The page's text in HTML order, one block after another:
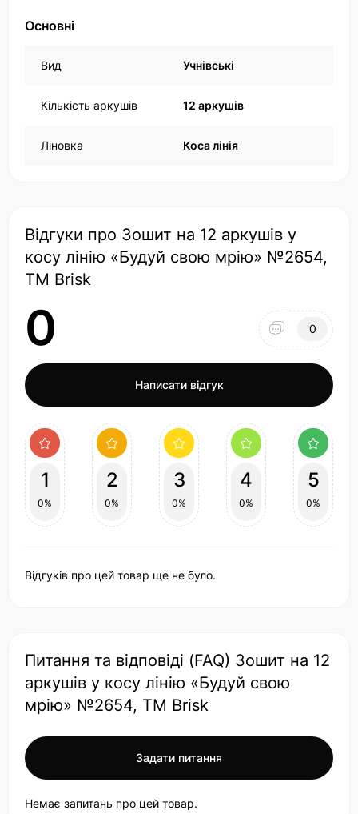
Основні
Вид Учнівські
Кількість аркушів 12 аркушів
Ліновка Коса лінія
Відгуки про Зошит на 12 аркушів у
косу лінію «Будуй свою мрію» №2654,
ТМ Brisk
0 0
Написати відгук
1
0%
2
0%
3
0%
4
0%
5
0%
Відгуків про цей товар ще не було.
Питання та відповіді (FAQ) Зошит на 12
аркушів у косу лінію «Будуй свою
мрію» №2654, ТМ Brisk
Задати питання
Немає запитань про цей товар.